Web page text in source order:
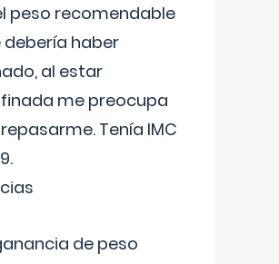
peso recomendable
debería haber
al estar
me preocupa
Tenía IMC
de peso